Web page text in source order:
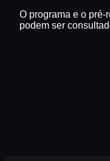
O programa e o
podem ser